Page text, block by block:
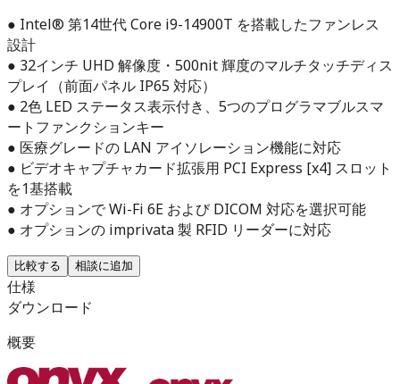
● Intel® 第14世代 Core i9-14900T を搭載したファンレス
設計
● 32インチ UHD 解像度・500nit 輝度のマルチタッチディス
プレイ（前面パネル IP65 対応）
● 2色 LED ステータス表示付き、5つのプログラマブルスマ
ートファンクションキー
● 医療グレードの LAN アイソレーション機能に対応
● ビデオキャプチャカード拡張用 PCI Express [x4] スロット
を1基搭載
● オプションで Wi-Fi 6E および DICOM 対応を選択可能
● オプションの imprivata 製 RFID リーダーに対応
比較する 相談に追加
仕様
ダウンロード
概要